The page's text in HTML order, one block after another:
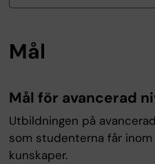
Mål
Mål för avancerad
Utbildningen på
som studenterna får
kunskaper.